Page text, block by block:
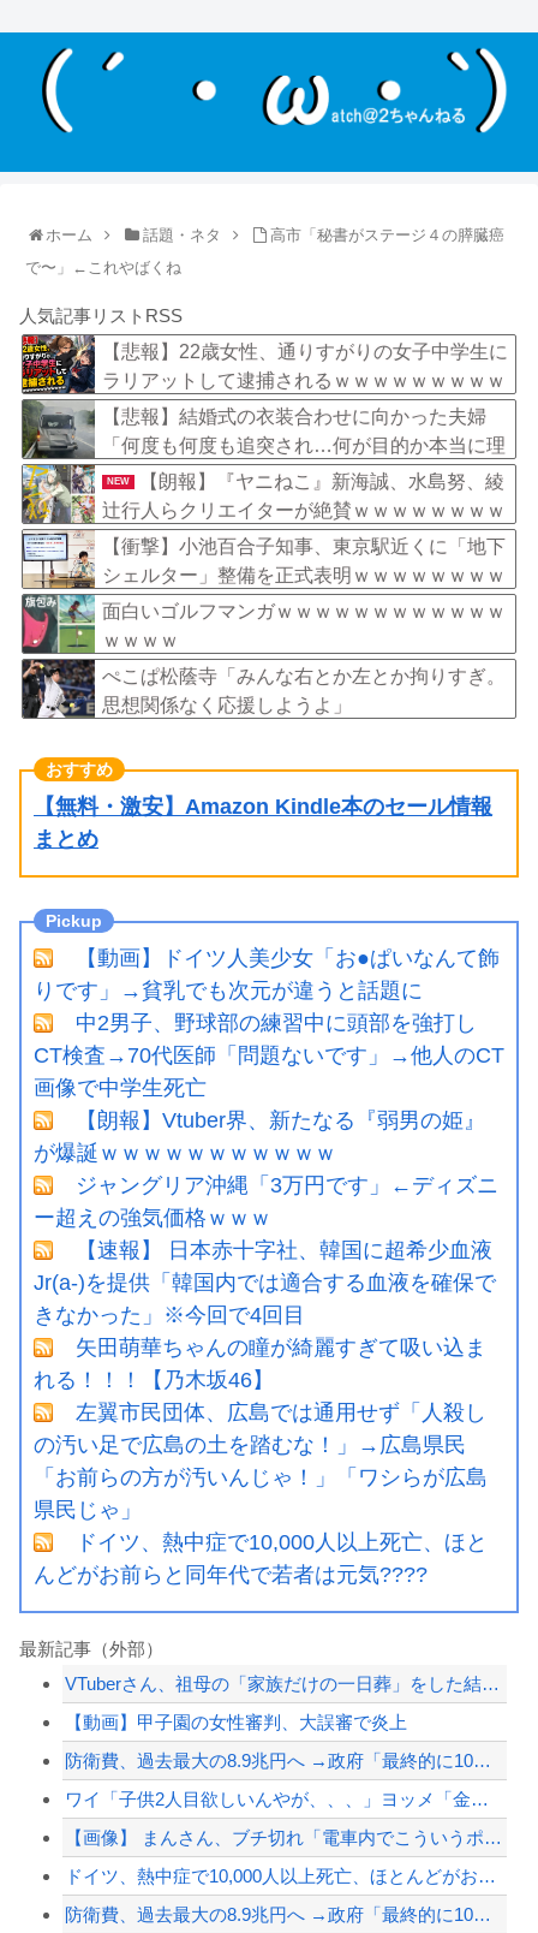
ホーム 話題・ネタ
高市「秘書がステージ４の膵臓癌
で〜」←これやばくね
人気記事リストRSS
【悲報】22歳女性、通りすがりの女子中学生に
ラリアットして逮捕されるｗｗｗｗｗｗｗｗｗ
ｗｗｗｗ
【悲報】結婚式の衣装合わせに向かった夫婦
「何度も何度も追突され…何が目的か本当に理
解できない」東名高速で続いた約1.7キロの追
突
NEW
【朗報】『ヤニねこ』新海誠、水島努、綾
辻行人らクリエイターが絶賛ｗｗｗｗｗｗｗｗ
ｗ
【衝撃】小池百合子知事、東京駅近くに「地下
シェルター」整備を正式表明ｗｗｗｗｗｗｗｗ
ｗ
面白いゴルフマンガｗｗｗｗｗｗｗｗｗｗｗｗ
ｗｗｗｗ
ぺこぱ松蔭寺「みんな右とか左とか拘りすぎ。
思想関係なく応援しようよ」
【無料・激安】Amazon Kindle本のセール情報
まとめ
【動画】ドイツ人美少女「お●ぱいなんて飾
りです」→貧乳でも次元が違うと話題に
中2男子、野球部の練習中に頭部を強打し
CT検査→70代医師「問題ないです」→他人のCT
画像で中学生死亡
【朗報】Vtuber界、新たなる『弱男の姫』
が爆誕ｗｗｗｗｗｗｗｗｗｗｗ
ジャングリア沖縄「3万円です」←ディズニ
ー超えの強気価格ｗｗｗ
【速報】 日本赤十字社、韓国に超希少血液
Jr(a-)を提供「韓国内では適合する血液を確保で
きなかった」※今回で4回目
矢田萌華ちゃんの瞳が綺麗すぎて吸い込ま
れる！！！【乃木坂46】
左翼市民団体、広島では通用せず「人殺し
の汚い足で広島の土を踏むな！」→広島県民
「お前らの方が汚いんじゃ！」「ワシらが広島
県民じゃ」
ドイツ、熱中症で10,000人以上死亡、ほと
んどがお前らと同年代で若者は元気????
最新記事（外部）
VTuberさん、祖母の「家族だけの一日葬」をした結果ｗｗｗｗｗｗｗ
【動画】甲子園の女性審判、大誤審で炎上
防衛費、過去最大の8.9兆円へ →政府「最終的に10兆円規模になる可能性」
ワイ「子供2人目欲しいんやが、、、」ヨッメ「金は？育児は？私の仕事は？キャリアは...
【画像】 まんさん、ブチ切れ「電車内でこういうポジのおじ、ガチでイラネ」→
ドイツ、熱中症で10,000人以上死亡、ほとんどがお前らと同年代で若者は元気💪
防衛費、過去最大の8.9兆円へ →政府「最終的に10兆円規模になる可能性」